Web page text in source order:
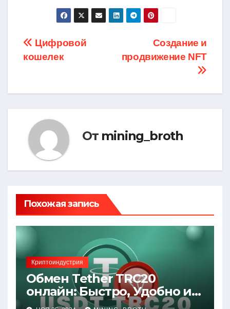
Навигация
записям
Создание и
продвижение NFT
Цифровой
кошелек
От mining_broth
Похожая запись
Криптоиндустрия
Обмен Tether TRC20
онлайн: Быстро, Удобно и
Выгодно